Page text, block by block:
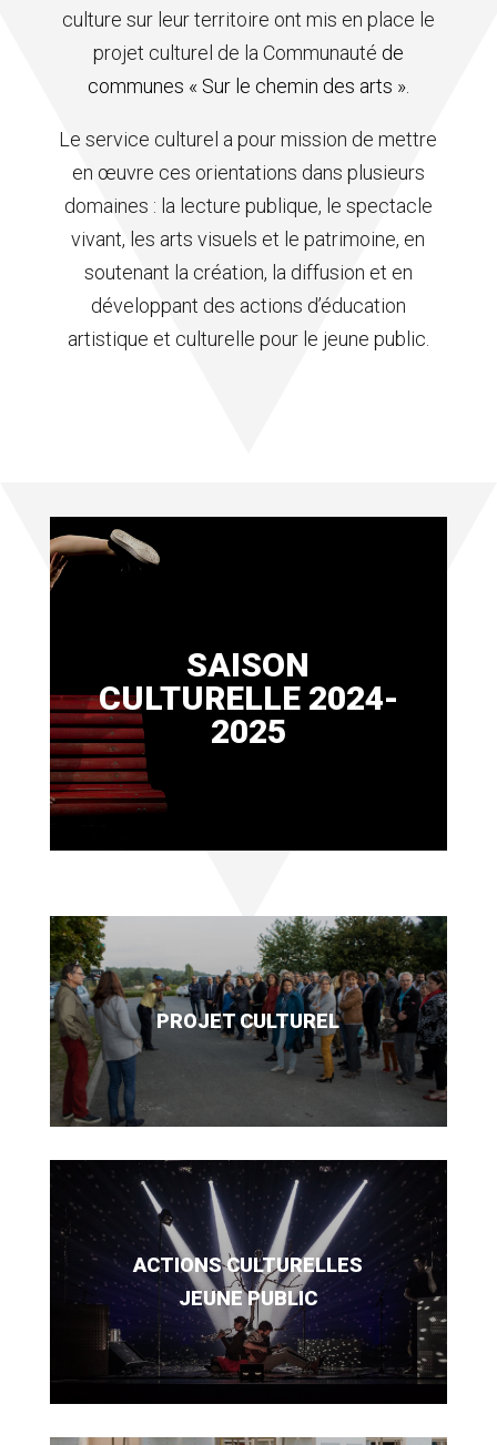
culture sur leur territoire ont mis en place le
projet culturel de la Communauté de
communes « Sur le chemin des arts ».
Le service culturel a pour mission de mettre
en œuvre ces orientations dans plusieurs
domaines : la lecture publique, le spectacle
vivant, les arts visuels et le patrimoine, en
soutenant la création, la diffusion et en
développant des actions d’éducation
artistique et culturelle pour le jeune public.
SAISON
CULTURELLE 2024-
2025
PROJET CULTUREL
ACTIONS CULTURELLES
JEUNE PUBLIC